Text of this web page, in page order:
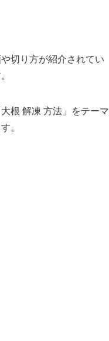
切り方が紹介されてい
根 解凍 方法」をテーマ
。